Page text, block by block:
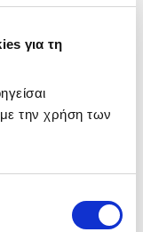
για τη
την χρήση των
χρήστες που
κατά
να φορτίσουν